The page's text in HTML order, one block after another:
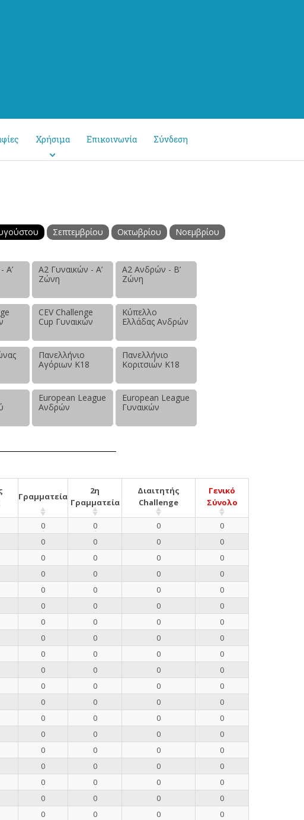
Χρήσιμα Επικοινωνία Σύνδεση
Σεπτεμβρίου Οκτωβρίου
Νοεμβρίου
Α’
Α2 Γυναικών - Α’
Ζώνη
Α2 Ανδρών - Β’
Ζώνη
CEV Challenge
Cup Γυναικών
Κύπελλο
Ελλάδας Ανδρών
Πανελλήνιο
Αγόριων Κ18
Πανελλήνιο
Κοριτσιών Κ18
European League
Ανδρών
European League
Γυναικών
Γραμματεία
2η
Γραμματεία
Διαιτητής
Challenge
Γενικό
Σύνολο
0 0 0
0
0 0 0
0
0 0 0
0
0 0 0
0
0 0 0
0
0 0 0
0
0 0 0
0
0 0 0
0
0 0 0
0
0 0 0
0
0 0 0
0
0 0 0
0
0 0 0
0
0 0 0
0
0 0 0
0
0 0 0
0
0 0 0
0
0 0 0
0
0 0 0
0